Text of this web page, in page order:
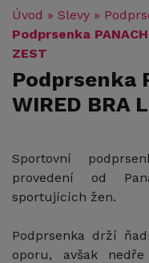
Úvod » Slevy »
Podprsenka
ZEST
Podprsenka
WIRED BRA
Sportovní
provedení od
sportujících žen.
Podprsenka drží
oporu, avšak